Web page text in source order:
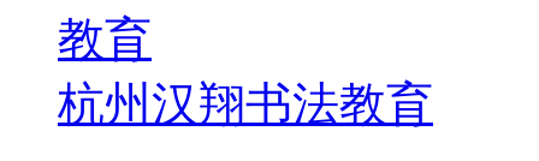
杭州汉翔书法教育